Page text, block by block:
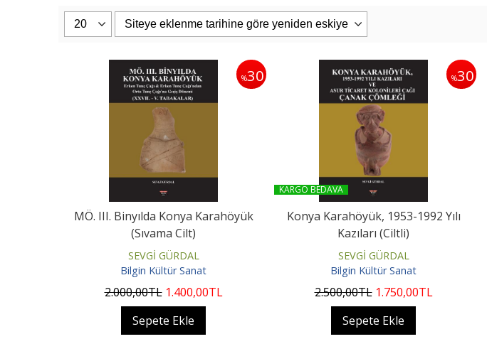
%30
MÖ. III. Binyılda Konya Karahöyük
(Sıvama Cilt)
SEVGİ GÜRDAL
Bilgin Kültür Sanat
2.000,00TL 1.400,00TL
Sepete Ekle
%30
KARGO BEDAVA
Konya Karahöyük, 1953-1992 Yılı
Kazıları (Ciltli)
SEVGİ GÜRDAL
Bilgin Kültür Sanat
2.500,00TL 1.750,00TL
Sepete Ekle